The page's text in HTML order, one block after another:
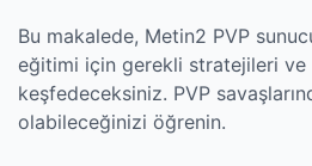
Bu makalede, Metin2 PVP
eğitimi için gerekli stratejileri ve
keşfedeceksiniz. PVP
olabileceğinizi öğrenin.